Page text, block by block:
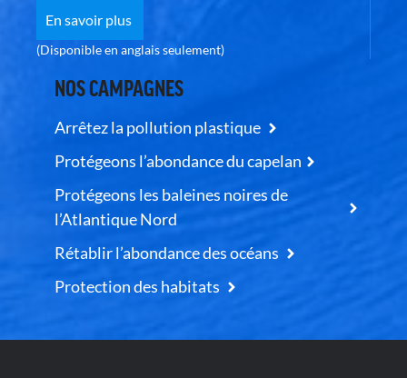
En savoir plus
(Disponible en anglais seulement)
NOS CAMPAGNES
Arrêtez la pollution plastique
Protégeons l’abondance du capelan
Protégeons les baleines noires de
l’Atlantique Nord
Rétablir l’abondance des océans
Protection des habitats